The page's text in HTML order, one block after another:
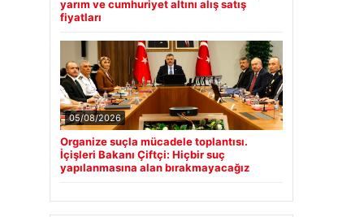
yarım ve cumhuriyet altını alış satış
fiyatları
05/08/2026
Organize suçla mücadele toplantısı.
İçişleri Bakanı Çiftçi: Hiçbir suç
yapılanmasına alan bırakmayacağız